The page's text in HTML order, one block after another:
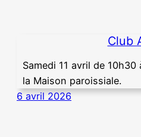
Club
Samedi 11 avril de 10h30
la Maison paroissiale.
6 avril 2026